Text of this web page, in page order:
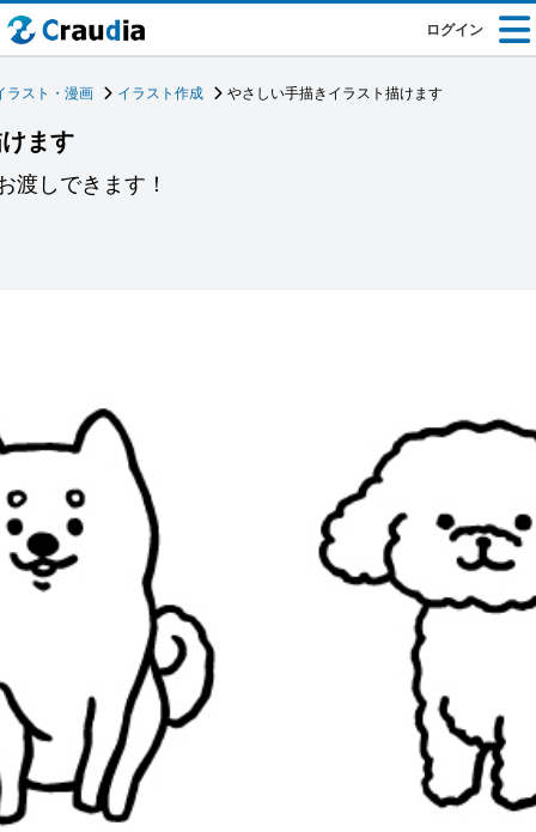
ログイン
ラスト・漫画 イラスト作成 やさしい手描きイラスト描けます
ます
渡しできます！